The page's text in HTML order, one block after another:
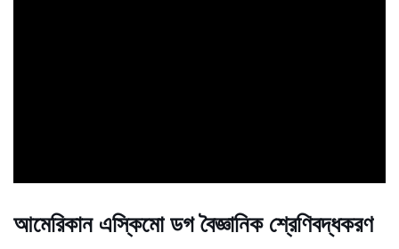
আমেরিকান এস্কিমো ডগ বৈজ্ঞানিক শ্রেণিবদ্ধকরণ